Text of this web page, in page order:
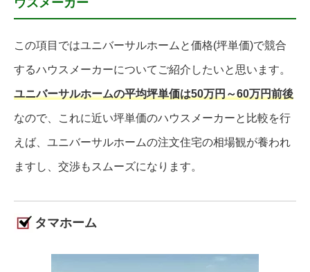
ウスメーカー
この項目ではユニバーサルホームと価格(坪単価)で競合
するハウスメーカーについてご紹介したいと思います。
ユニバーサルホームの平均坪単価は50万円～60万円前後
なので、これに近い坪単価のハウスメーカーと比較を行
えば、ユニバーサルホームの注文住宅の相場観が養われ
ますし、交渉もスムーズになります。
タマホーム